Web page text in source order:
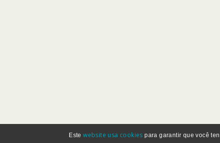
Estewebsite usa cookies para garantir que você